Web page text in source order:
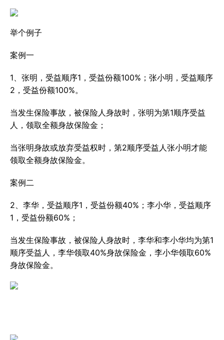
举个例子
案例一
1、张明，受益顺序1，受益份额100%；张小明，受益顺序
2，受益份额100%。
当发生保险事故，被保险人身故时，张明为第1顺序受益
人，领取全额身故保险金；
当张明身故或放弃受益权时，第2顺序受益人张小明才能
领取全额身故保险金。
案例二
2、李华，受益顺序1，受益份额40%；李小华，受益顺序
1，受益份额60%；
当发生保险事故，被保险人身故时，李华和李小华均为第1
顺序受益人，李华领取40%身故保险金，李小华领取60%
身故保险金。